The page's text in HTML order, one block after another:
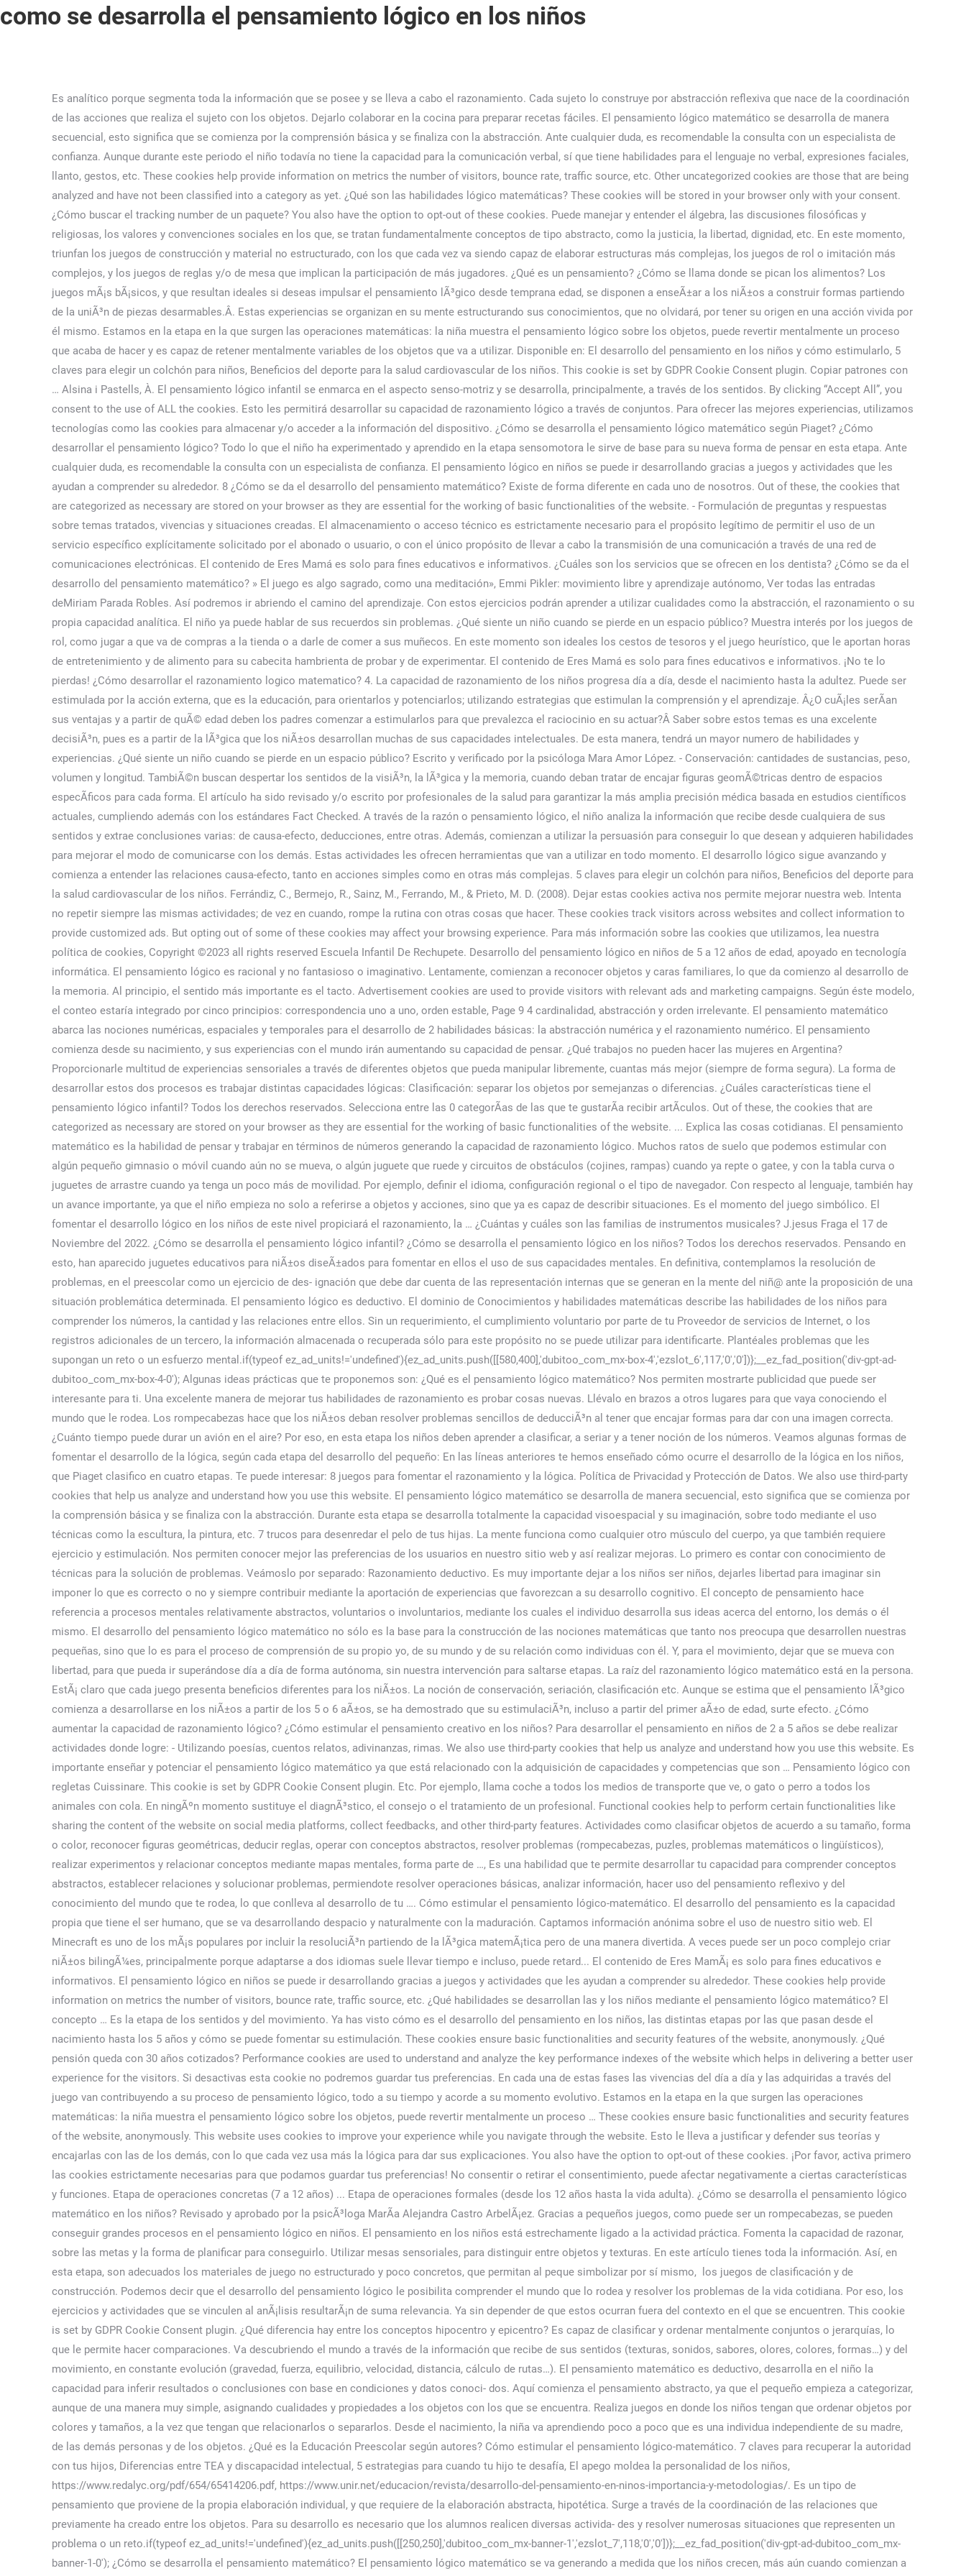
como se desarrolla el pensamiento lógico en los niños
Es analítico porque segmenta toda la información que se posee y se lleva a cabo el razonamiento. Cada sujeto lo construye por abstracción reflexiva que nace de la coordinación de las acciones que realiza el sujeto con los objetos. Dejarlo colaborar en la cocina para preparar recetas fáciles. El pensamiento lógico matemático se desarrolla de manera secuencial, esto significa que se comienza por la comprensión básica y se finaliza con la abstracción. Ante cualquier duda, es recomendable la consulta con un especialista de confianza. Aunque durante este periodo el niño todavía no tiene la capacidad para la comunicación verbal, sí que tiene habilidades para el lenguaje no verbal, expresiones faciales, llanto, gestos, etc. These cookies help provide information on metrics the number of visitors, bounce rate, traffic source, etc. Other uncategorized cookies are those that are being analyzed and have not been classified into a category as yet. ¿Qué son las habilidades lógico matemáticas? These cookies will be stored in your browser only with your consent. ¿Cómo buscar el tracking number de un paquete? You also have the option to opt-out of these cookies. Puede manejar y entender el álgebra, las discusiones filosóficas y religiosas, los valores y convenciones sociales en los que, se tratan fundamentalmente conceptos de tipo abstracto, como la justicia, la libertad, dignidad, etc. En este momento, triunfan los juegos de construcción y material no estructurado, con los que cada vez va siendo capaz de elaborar estructuras más complejas, los juegos de rol o imitación más complejos, y los juegos de reglas y/o de mesa que implican la participación de más jugadores. ¿Qué es un pensamiento? ¿Cómo se llama donde se pican los alimentos? Los juegos mÃ¡s bÃ¡sicos, y que resultan ideales si deseas impulsar el pensamiento lÃ³gico desde temprana edad, se disponen a enseÃ±ar a los niÃ±os a construir formas partiendo de la uniÃ³n de piezas desarmables.Â. Estas experiencias se organizan en su mente estructurando sus conocimientos, que no olvidará, por tener su origen en una acción vivida por él mismo. Estamos en la etapa en la que surgen las operaciones matemáticas: la niña muestra el pensamiento lógico sobre los objetos, puede revertir mentalmente un proceso que acaba de hacer y es capaz de retener mentalmente variables de los objetos que va a utilizar. Disponible en: El desarrollo del pensamiento en los niños y cómo estimularlo, 5 claves para elegir un colchón para niños, Beneficios del deporte para la salud cardiovascular de los niños. This cookie is set by GDPR Cookie Consent plugin. Copiar patrones con … Alsina i Pastells, À. El pensamiento lógico infantil se enmarca en el aspecto senso-motriz y se desarrolla, principalmente, a través de los sentidos. By clicking “Accept All”, you consent to the use of ALL the cookies. Esto les permitirá desarrollar su capacidad de razonamiento lógico a través de conjuntos. Para ofrecer las mejores experiencias, utilizamos tecnologías como las cookies para almacenar y/o acceder a la información del dispositivo. ¿Cómo se desarrolla el pensamiento lógico matemático según Piaget? ¿Cómo desarrollar el pensamiento lógico? Todo lo que el niño ha experimentado y aprendido en la etapa sensomotora le sirve de base para su nueva forma de pensar en esta etapa. Ante cualquier duda, es recomendable la consulta con un especialista de confianza. El pensamiento lógico en niños se puede ir desarrollando gracias a juegos y actividades que les ayudan a comprender su alrededor. 8 ¿Cómo se da el desarrollo del pensamiento matemático? Existe de forma diferente en cada uno de nosotros. Out of these, the cookies that are categorized as necessary are stored on your browser as they are essential for the working of basic functionalities of the website. - Formulación de preguntas y respuestas sobre temas tratados, vivencias y situaciones creadas. El almacenamiento o acceso técnico es estrictamente necesario para el propósito legítimo de permitir el uso de un servicio específico explícitamente solicitado por el abonado o usuario, o con el único propósito de llevar a cabo la transmisión de una comunicación a través de una red de comunicaciones electrónicas. El contenido de Eres Mamá es solo para fines educativos e informativos. ¿Cuáles son los servicios que se ofrecen en los dentista? ¿Cómo se da el desarrollo del pensamiento matemático? » El juego es algo sagrado, como una meditación», Emmi Pikler: movimiento libre y aprendizaje autónomo, Ver todas las entradas deMiriam Parada Robles. Así podremos ir abriendo el camino del aprendizaje. Con estos ejercicios podrán aprender a utilizar cualidades como la abstracción, el razonamiento o su propia capacidad analítica. El niño ya puede hablar de sus recuerdos sin problemas. ¿Qué siente un niño cuando se pierde en un espacio público? Muestra interés por los juegos de rol, como jugar a que va de compras a la tienda o a darle de comer a sus muñecos. En este momento son ideales los cestos de tesoros y el juego heurístico, que le aportan horas de entretenimiento y de alimento para su cabecita hambrienta de probar y de experimentar. El contenido de Eres Mamá es solo para fines educativos e informativos. ¡No te lo pierdas! ¿Cómo desarrollar el razonamiento logico matematico? 4. La capacidad de razonamiento de los niños progresa día a día, desde el nacimiento hasta la adultez. Puede ser estimulada por la acción externa, que es la educación, para orientarlos y potenciarlos; utilizando estrategias que estimulan la comprensión y el aprendizaje. Â¿O cuÃ¡les serÃ­an sus ventajas y a partir de quÃ© edad deben los padres comenzar a estimularlos para que prevalezca el raciocinio en su actuar?Â Saber sobre estos temas es una excelente decisiÃ³n, pues es a partir de la lÃ³gica que los niÃ±os desarrollan muchas de sus capacidades intelectuales. De esta manera, tendrá un mayor numero de habilidades y experiencias. ¿Qué siente un niño cuando se pierde en un espacio público? Escrito y verificado por la psicóloga Mara Amor López. - Conservación: cantidades de sustancias, peso, volumen y longitud. TambiÃ©n buscan despertar los sentidos de la visiÃ³n, la lÃ³gica y la memoria, cuando deban tratar de encajar figuras geomÃ©tricas dentro de espacios especÃ­ficos para cada forma. El artículo ha sido revisado y/o escrito por profesionales de la salud para garantizar la más amplia precisión médica basada en estudios científicos actuales, cumpliendo además con los estándares Fact Checked. A través de la razón o pensamiento lógico, el niño analiza la información que recibe desde cualquiera de sus sentidos y extrae conclusiones varias: de causa-efecto, deducciones, entre otras. Además, comienzan a utilizar la persuasión para conseguir lo que desean y adquieren habilidades para mejorar el modo de comunicarse con los demás. Estas actividades les ofrecen herramientas que van a utilizar en todo momento. El desarrollo lógico sigue avanzando y comienza a entender las relaciones causa-efecto, tanto en acciones simples como en otras más complejas. 5 claves para elegir un colchón para niños, Beneficios del deporte para la salud cardiovascular de los niños. Ferrándiz, C., Bermejo, R., Sainz, M., Ferrando, M., & Prieto, M. D. (2008). Dejar estas cookies activa nos permite mejorar nuestra web. Intenta no repetir siempre las mismas actividades; de vez en cuando, rompe la rutina con otras cosas que hacer. These cookies track visitors across websites and collect information to provide customized ads. But opting out of some of these cookies may affect your browsing experience. Para más información sobre las cookies que utilizamos, lea nuestra política de cookies, Copyright ©2023 all rights reserved Escuela Infantil De Rechupete. Desarrollo del pensamiento lógico en niños de 5 a 12 años de edad, apoyado en tecnología informática. El pensamiento lógico es racional y no fantasioso o imaginativo. Lentamente, comienzan a reconocer objetos y caras familiares, lo que da comienzo al desarrollo de la memoria. Al principio, el sentido más importante es el tacto. Advertisement cookies are used to provide visitors with relevant ads and marketing campaigns. Según éste modelo, el conteo estaría integrado por cinco principios: correspondencia uno a uno, orden estable, Page 9 4 cardinalidad, abstracción y orden irrelevante. El pensamiento matemático abarca las nociones numéricas, espaciales y temporales para el desarrollo de 2 habilidades básicas: la abstracción numérica y el razonamiento numérico. El pensamiento comienza desde su nacimiento, y sus experiencias con el mundo irán aumentando su capacidad de pensar. ¿Qué trabajos no pueden hacer las mujeres en Argentina? Proporcionarle multitud de experiencias sensoriales a través de diferentes objetos que pueda manipular libremente, cuantas más mejor (siempre de forma segura). La forma de desarrollar estos dos procesos es trabajar distintas capacidades lógicas: Clasificación: separar los objetos por semejanzas o diferencias. ¿Cuáles características tiene el pensamiento lógico infantil? Todos los derechos reservados. Selecciona entre las 0 categorÃ­as de las que te gustarÃ­a recibir artÃ­culos. Out of these, the cookies that are categorized as necessary are stored on your browser as they are essential for the working of basic functionalities of the website. ... Explica las cosas cotidianas. El pensamiento matemático es la habilidad de pensar y trabajar en términos de números generando la capacidad de razonamiento lógico. Muchos ratos de suelo que podemos estimular con algún pequeño gimnasio o móvil cuando aún no se mueva, o algún juguete que ruede y circuitos de obstáculos (cojines, rampas) cuando ya repte o gatee, y con la tabla curva o juguetes de arrastre cuando ya tenga un poco más de movilidad. Por ejemplo, definir el idioma, configuración regional o el tipo de navegador. Con respecto al lenguaje, también hay un avance importante, ya que el niño empieza no solo a r